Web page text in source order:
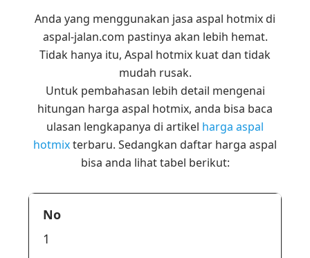
Anda yang menggunakan jasa aspal hotmix di
aspal-jalan.com pastinya akan lebih hemat.
Tidak hanya itu, Aspal hotmix kuat dan tidak
mudah rusak.
Untuk pembahasan lebih detail mengenai
hitungan harga aspal hotmix, anda bisa baca
ulasan lengkapanya di artikel harga aspal
hotmixterbaru. Sedangkan daftar harga aspal
bisa anda lihat tabel berikut:
1